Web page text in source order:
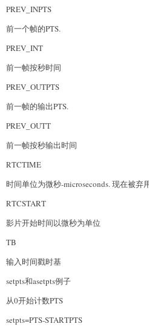
PREV_INPTS
前一个帧的PTS.
PREV_INT
前一帧按秒时间
PREV_OUTPTS
前一帧的输出PTS.
PREV_OUTT
前一帧按秒输出时间
RTCTIME
时间单位为微秒-microseconds. 现在被弃
RTCSTART
影片开始时间以微秒为单位
TB
输入时间戳时基
setpts和asetpts例子
从0开始计数PTS
setpts=PTS-STARTPTS